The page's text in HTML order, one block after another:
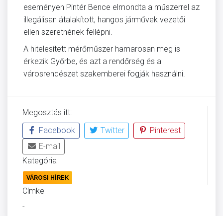
eseményen Pintér Bence elmondta a műszerrel az
illegálisan átalakított, hangos járművek vezetői
ellen szeretnének fellépni.
A hitelesített mérőműszer hamarosan meg is
érkezik Győrbe, és azt a rendőrség és a
városrendészet szakemberei fogják használni.
Megosztás itt:
Facebook
Twitter
Pinterest
E-mail
Kategória
VÁROSI HÍREK
Címke
-